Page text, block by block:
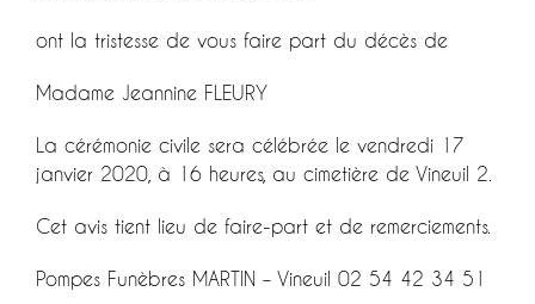
ont la tristesse de vous faire part du décès de
Madame Jeannine FLEURY
La cérémonie civile sera célébrée le vendredi 17
janvier 2020, à 16 heures, au cimetière de Vineuil 2.
Cet avis tient lieu de faire-part et de remerciements.
Pompes Funèbres MARTIN – Vineuil 02 54 42 34 51